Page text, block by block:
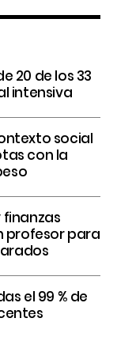
20 de los 33
intensiva
social
con la
profesor para
el 99 % de